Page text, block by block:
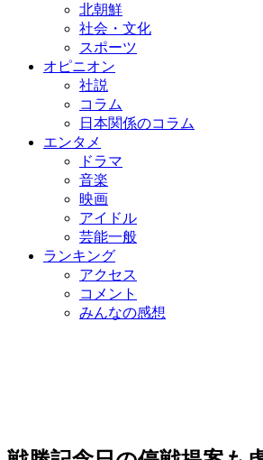
北朝鮮
社会・文化
スポーツ
オピニオン
社説
コラム
日本関係のコラム
エンタメ
ドラマ
音楽
映画
アイドル
芸能一般
ランキング
アクセス
コメント
みんなの感想